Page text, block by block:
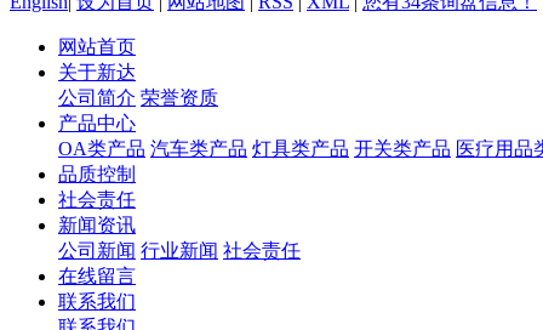
网站首页
关于新达
公司简介 荣誉资质
产品中心
OA类产品 汽车类产品 灯具类产品 开关类产品 医疗用品
品质控制
社会责任
新闻资讯
公司新闻 行业新闻 社会责任
在线留言
联系我们